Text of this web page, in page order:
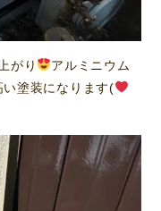
がり
アルミニウム
塗装になります(